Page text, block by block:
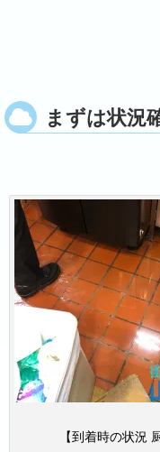
まずは状況
【到着時の状況